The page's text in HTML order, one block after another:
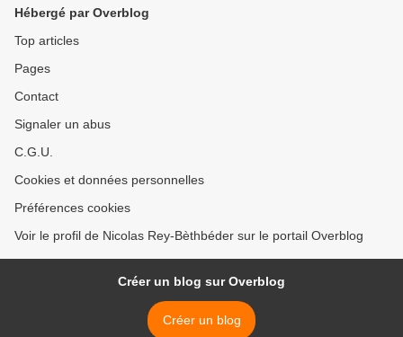
Hébergé par Overblog
Top articles
Pages
Contact
Signaler un abus
C.G.U.
Cookies et données personnelles
Préférences cookies
Voir le profil de Nicolas Rey-Bèthbéder sur le portail Overblog
Créer un blog sur Overblog
Créer un blog